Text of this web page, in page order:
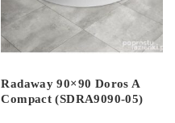
Radaway 90×90 Doros A
Compact (SDRA9090-05)